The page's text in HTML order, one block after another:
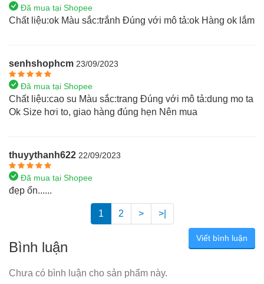
Đã mua tại Shopee
Chất liệu:ok Màu sắc:trắnh Đúng với mô tả:ok Hàng ok lắm
senhshophcm 23/09/2023
Đã mua tại Shopee
Chất liệu:cao su Màu sắc:trang Đúng với mô tả:dung mo ta
Ok Size hơi to, giao hàng đúng hẹn Nên mua
thuyythanh622 22/09/2023
Đã mua tại Shopee
đẹp ổn......
1 2 > >|
Viết bình luận
Bình luận
Chưa có bình luận cho sản phẩm này.